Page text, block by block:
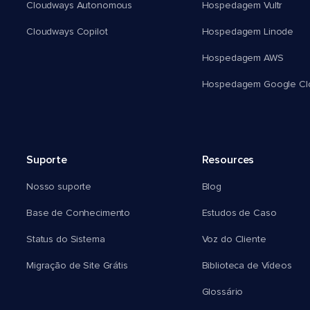
Cloudways Autonomous
Cloudways Copilot
Hospedagem Vultr
Hospedagem Linode
Hospedagem AWS
Hospedagem Google
Suporte
Nosso suporte
Base de Conhecimento
Status do Sistema
Migração de Site Grátis
Resources
Blog
Estudos de Caso
Voz do Cliente
Biblioteca de Vídeos
Glossário